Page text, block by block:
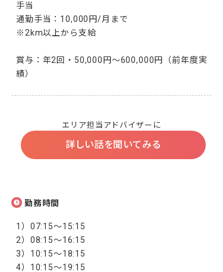
手当
通勤手当：10,000円/月まで
※2km以上から支給
賞与：年2回・50,000円〜600,000円（前年度実
績）
エリア担当アドバイザーに
詳しい話を聞いてみる
勤務時間
1）07:15～15:15
2）08:15～16:15
3）10:15～18:15
4）10:15～19:15